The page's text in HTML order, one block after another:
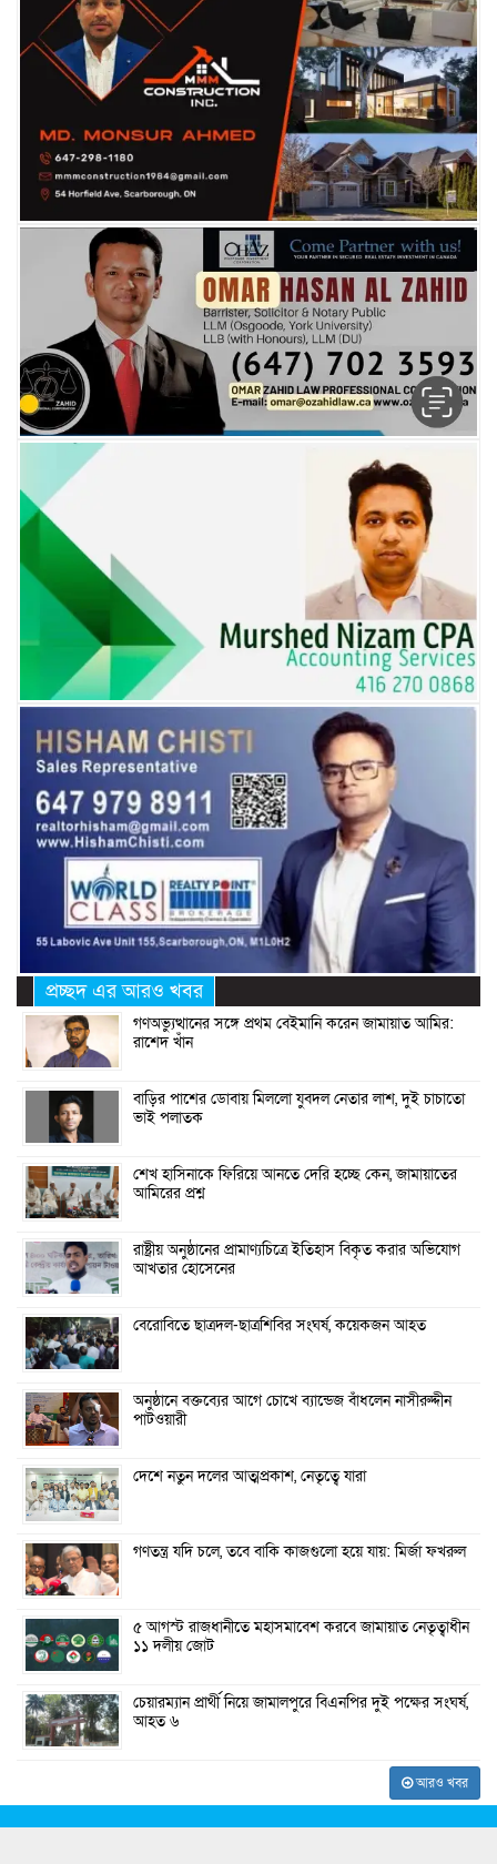
প্রচ্ছদ এর আরও খবর
গণঅভ্যুত্থানের সঙ্গে প্রথম বেইমানি করেন জামায়াত আমির:
রাশেদ খাঁন
বাড়ির পাশের ডোবায় মিললো যুবদল নেতার লাশ, দুই চাচাতো
ভাই পলাতক
শেখ হাসিনাকে ফিরিয়ে আনতে দেরি হচ্ছে কেন, জামায়াতের
আমিরের প্রশ্ন
রাষ্ট্রীয় অনুষ্ঠানের প্রামাণ্যচিত্রে ইতিহাস বিকৃত করার অভিযোগ
আখতার হোসেনের
বেরোবিতে ছাত্রদল-ছাত্রশিবির সংঘর্ষ, কয়েকজন আহত
অনুষ্ঠানে বক্তব্যের আগে চোখে ব্যান্ডেজ বাঁধলেন নাসীরুদ্দীন
পাটওয়ারী
দেশে নতুন দলের আত্মপ্রকাশ, নেতৃত্বে যারা
গণতন্ত্র যদি চলে, তবে বাকি কাজগুলো হয়ে যায়: মির্জা ফখরুল
৫ আগস্ট রাজধানীতে মহাসমাবেশ করবে জামায়াত নেতৃত্বাধীন
১১ দলীয় জোট
চেয়ারম্যান প্রার্থী নিয়ে জামালপুরে বিএনপির দুই পক্ষের সংঘর্ষ,
আহত ৬
আরও খবর